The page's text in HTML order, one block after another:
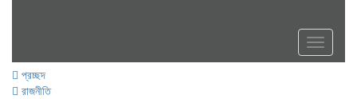
Toggle
প্রচ্ছদ
রাজনীতি